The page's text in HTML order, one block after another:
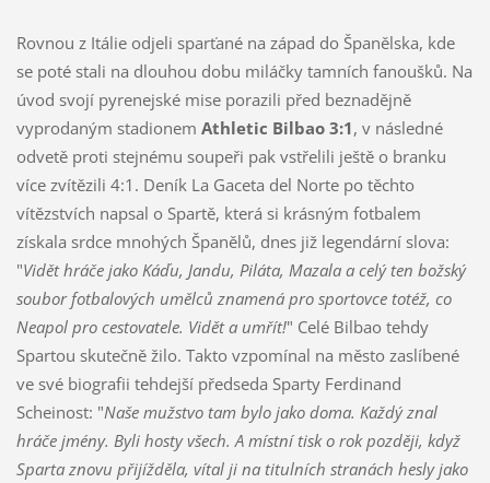
Rovnou z Itálie odjeli sparťané na západ do Španělska, kde
se poté stali na dlouhou dobu miláčky tamních fanoušků. Na
úvod svojí pyrenejské mise porazili před beznadějně
vyprodaným stadionem Athletic Bilbao 3:1, v následné
odvetě proti stejnému soupeři pak vstřelili ještě o branku
více zvítězili 4:1. Deník La Gaceta del Norte po těchto
vítězstvích napsal o Spartě, která si krásným fotbalem
získala srdce mnohých Španělů, dnes již legendární slova:
"Vidět hráče jako Káďu, Jandu, Piláta, Mazala a celý ten božský
soubor fotbalových umělců znamená pro sportovce totéž, co
Neapol pro cestovatele. Vidět a umřít!" Celé Bilbao tehdy
Spartou skutečně žilo. Takto vzpomínal na město zaslíbené
ve své biografii tehdejší předseda Sparty Ferdinand
Scheinost: "Naše mužstvo tam bylo jako doma. Každý znal
hráče jmény. Byli hosty všech. A místní tisk o rok později, když
Sparta znovu přijížděla, vítal ji na titulních stranách hesly jako